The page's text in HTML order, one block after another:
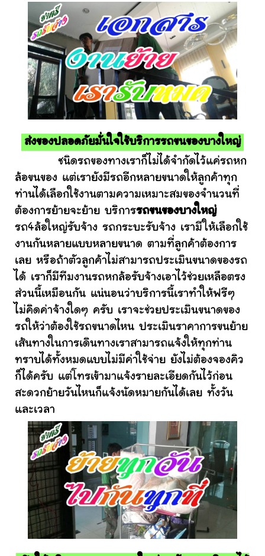
ส่งของปลอดภัยมั่นใจใช้บริการรถขนของบางใหญ่
ชนิดรถของทางเราก็ไม่ได้จำกัดไว้แค่รถหก
ล้อขนของ แต่เรายังมีรถอีกหลายขนาดให้ลูกค้าทุก
ท่านได้เลือกใช้งานตามความเหมาะสมของจำนวนที่
ต้องการย้ายจะย้าย บริการรถขนของบางใหญ่
รถ4ล้อใหญ่รับจ้าง รถกระบะรับจ้าง เรามีให้เลือกใช้
งานกันหลายแบบหลายขนาด ตามที่ลูกค้าต้องการ
เลย หรือถ้าตัวลูกค้าไม่สามารถประเมินขนาดของรถ
ได้ เราก็มีทีมงานรถหกล้อรับจ้างเอาไว้ช่วยเหลือตรง
ส่วนนี้เหมือนกัน แน่นอนว่าบริการนี้เราทำให้ฟรีๆ
ไม่คิดค่าจ้างใดๆ ครับ เราจะช่วยประเมินขนาดของ
รถให้ว่าต้องใช้รถขนาดไหน ประเมินราคาการขนย้าย
เส้นทางในการเดินทางเราสามารถแจ้งให้ทุกท่าน
ทราบได้ทั้งหมดแบบไม่มีค่าใช้จ่าย ยังไม่ต้องจองคิว
ก็ได้ครับ แต่โทรเข้ามาแจ้งรายละเอียดกันไว้ก่อน
สะดวกย้ายวันไหนก็แจ้งนัดหมายกันได้เลย ทั้งวัน
และเวลา